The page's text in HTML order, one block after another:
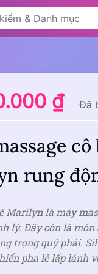
₫ Đã
cô
rung
Marilyn là máy
lý. Đây còn là
trọng quý phái.
pha lê lấp lánh